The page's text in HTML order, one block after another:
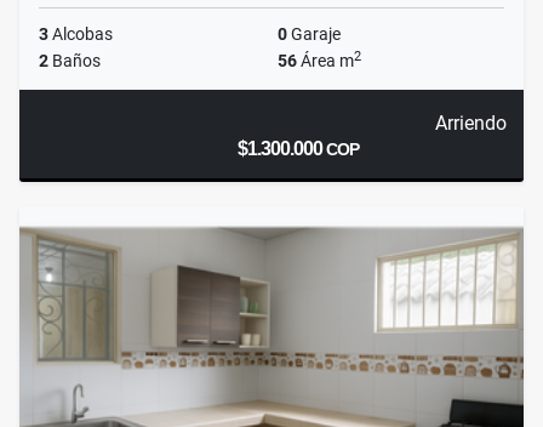
3Alcobas 0Garaje
2 Baños 56Área m2
Arriendo
$1.300.000COP